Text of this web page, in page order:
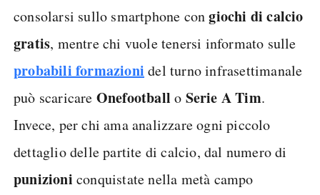
consolarsi sullo smartphone congiochi di calcio
gratis, mentre chi vuole tenersi informato sulle
probabili formazioni del turno infrasettimanale
può scaricare Onefootball o Serie A Tim.
Invece, per chi ama analizzare ogni piccolo
dettaglio delle partite di calcio, dal numero di
punizioni conquistate nella metà campo